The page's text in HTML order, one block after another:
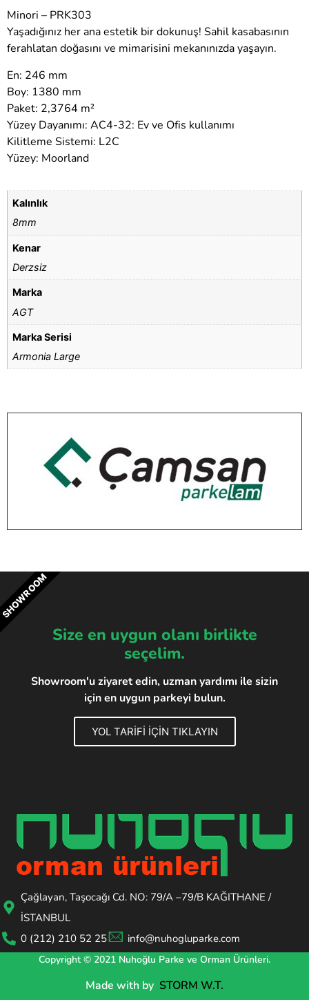
Minori – PRK303
Yaşadığınız her ana estetik bir dokunuş! Sahil kasabasının
ferahlatan doğasını ve mimarisini mekanınızda yaşayın.
En: 246 mm
Boy: 1380 mm
Paket: 2,3764 m²
Yüzey Dayanımı: AC4-32: Ev ve Ofis kullanımı
Kilitleme Sistemi: L2C
Yüzey: Moorland
Kalınlık
8mm
Kenar
Derzsiz
Marka
AGT
Marka Serisi
Armonia Large
Size en uygun olanı birlikte
seçelim.
Showroom'u ziyaret edin, uzman yardımı ile sizin
için en uygun parkeyi bulun.
YOL TARİFİ İÇİN TIKLAYIN
SHOWROOM
Çağlayan, Taşocağı Cd. NO: 79/A –79/B KAĞITHANE /
İSTANBUL
0 (212) 210 52 25
info@nuhogluparke.com
Made with by STORM W.T.
Copyright © 2021 Nuhoğlu Parke ve Orman Ürünleri.